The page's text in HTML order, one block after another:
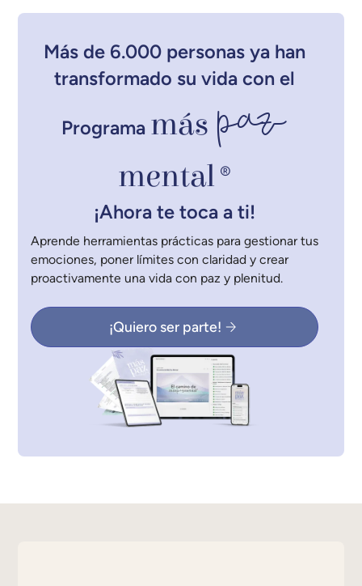
Más de 6.000 personas ya han
transformado su vida con el
Programa más paz
mental ®
¡Ahora te toca a ti!
Aprende herramientas prácticas para gestionar tus
emociones, poner límites con claridad y crear
proactivamente una vida con paz y plenitud.
¡Quiero ser parte!